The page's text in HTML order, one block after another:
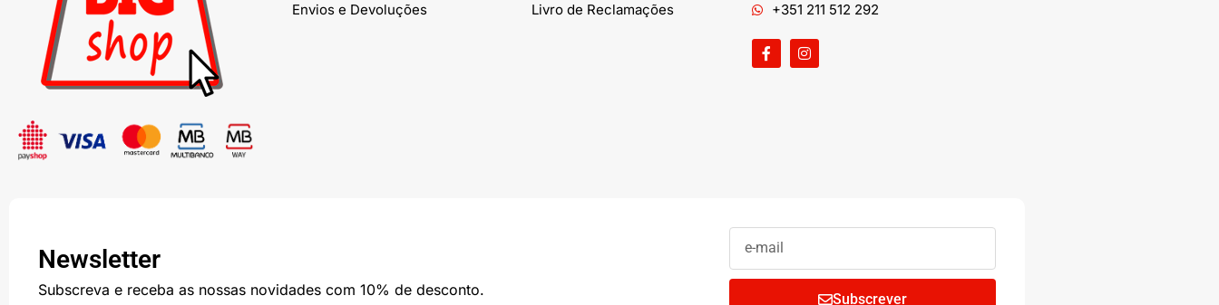
Envios e Devoluções
Livro de Reclamações
+351 211 512 292
Newsletter
Subscreva e receba as nossas novidades com 10% de desconto.
Subscrever